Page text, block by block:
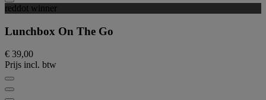
reddot winner
Lunchbox On The Go
€ 39,00
Prijs incl. btw